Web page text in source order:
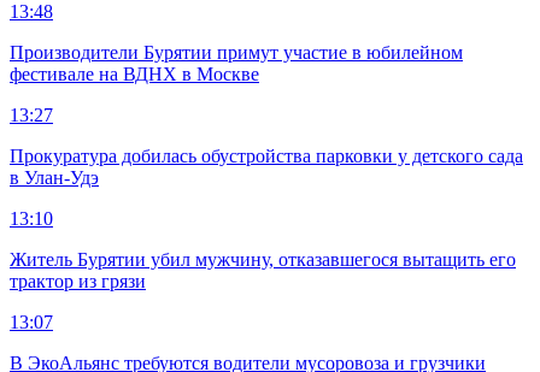
13:48
Производители Бурятии примут участие в юбилейном
фестивале на ВДНХ в Москве
13:27
Прокуратура добилась обустройства парковки у детского сада
в Улан-Удэ
13:10
Житель Бурятии убил мужчину, отказавшегося вытащить его
трактор из грязи
13:07
В ЭкоАльянс требуются водители мусоровоза и грузчики